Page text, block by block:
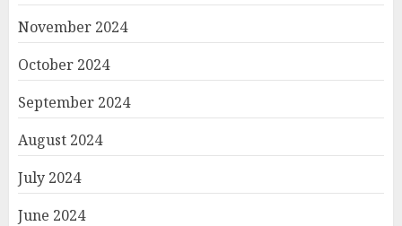
November 2024
October 2024
September 2024
August 2024
July 2024
June 2024